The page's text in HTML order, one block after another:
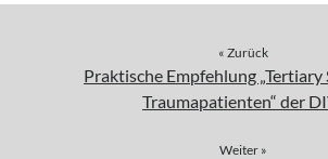
« Zurück
Praktische Empfehlung „Tertiary
Traumapatienten“ der
Weiter »